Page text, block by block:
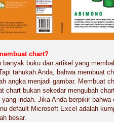
chart?
banyak buku dan artikel yang
tahukah Anda, bahwa membuat
angka menjadi gambar. Membuat
chart bukan sekedar mengubah
indah. Jika Anda berpikir bahwa
default Microsoft Excel adalah
besar.